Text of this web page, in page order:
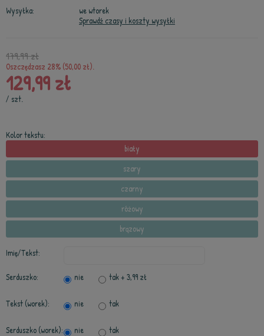
Wysyłka:
we wtorek
Sprawdź czasy i koszty wysyłki
179,99 zł
Oszczędzasz 28% (50,00 zł).
129,99 zł
/ szt.
Kolor tekstu:
biały
szary
czarny
różowy
brązowy
Imię/Tekst:
Serduszko: nie tak+ 3,99 zł
Tekst (worek): nie tak
Serduszko (worek): nie tak